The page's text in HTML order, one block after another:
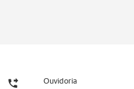
Ouvidoria